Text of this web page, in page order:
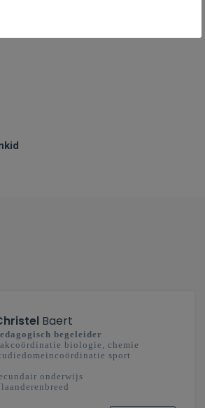
Baert
begeleider
biologie, chemie
sport
onderwijs